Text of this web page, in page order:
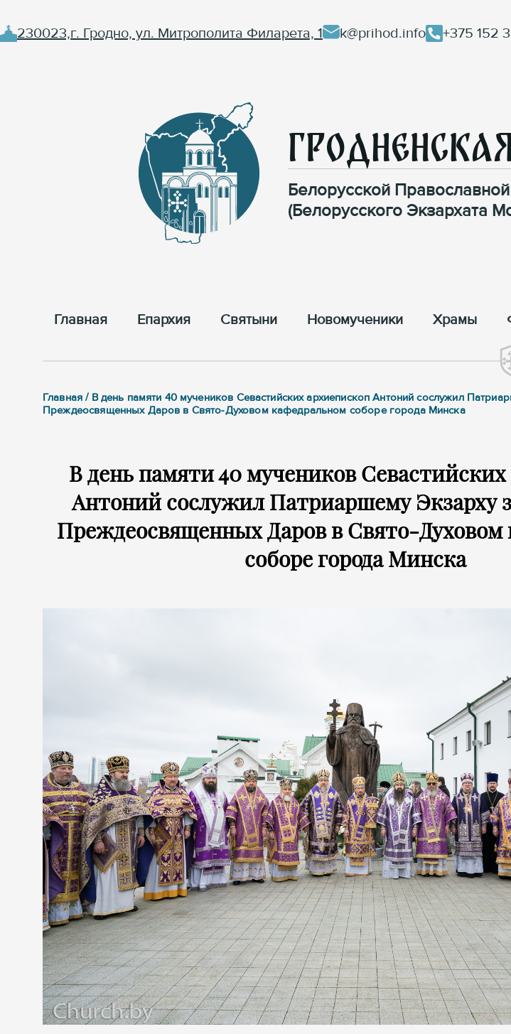
230023,г. Гродно, ул. Митрополита Филарета, 1 k@prihod.info +375 152
Белорусской
(Белорусского Экзархата
Главная Епархия Cвятыни Новомученики Храмы
Главная / В день памяти 40 мучеников Севастийских архиепископ Антоний сослужил
Преждеосвященных Даров в Свято-Духовом кафедральном соборе города Минска
В день памяти 40 мучеников
Антоний сослужил Патриаршему Экзарху
Преждеосвященных Даров в Свято-Духовом
соборе города Минска